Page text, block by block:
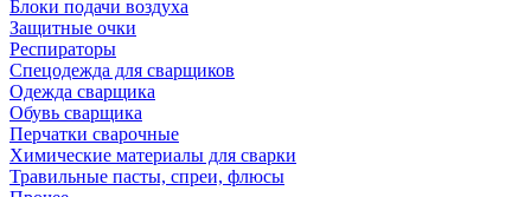
Блоки подачи воздуха
Защитные очки
Респираторы
Спецодежда для сварщиков
Одежда сварщика
Обувь сварщика
Перчатки сварочные
Химические материалы для сварки
Травильные пасты, спреи, флюсы